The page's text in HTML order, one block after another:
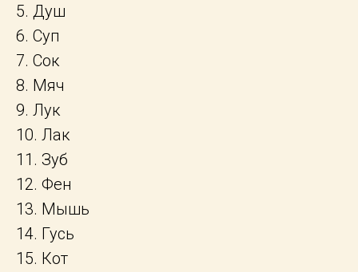
5. Душ
6. Суп
7. Сок
8. Мяч
9. Лук
10. Лак
11. Зуб
12. Фен
13. Мышь
14. Гусь
15. Кот